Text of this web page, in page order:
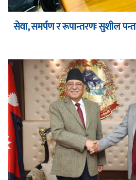
सेवा, समर्पण र रूपान्तरणः सुशील पन्त